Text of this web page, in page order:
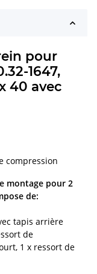
pour
1647,
40 avec
compression
montage pour 2
de:
tapis arrière
de
1 x ressort de